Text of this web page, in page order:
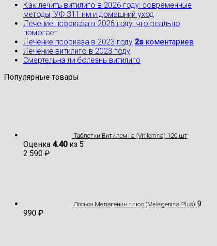
Как лечить витилиго в 2026 году: современные
методы, УФ 311 нм и домашний уход
Лечение псориаза в 2026 году: что реально
помогает
Лечение псориаза в 2023 году 2s коментариев
Лечение витилиго в 2023 году
Cмертельна ли болезнь витилиго
Популярные товары
Таблетки Витилемна (Vitilemna) 120 шт
Оценка 4.40из 5
2 590 ₽
Лосьон Мелагенин плюс (Melagenina Plus) 9
990 ₽